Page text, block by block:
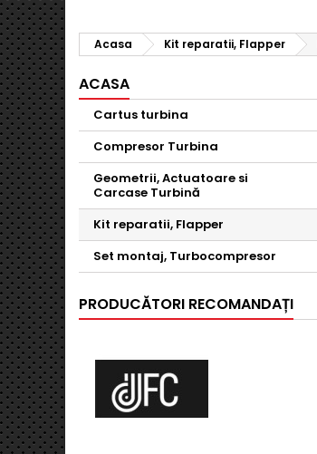
Acasa Kit reparatii, Flapper
ACASA
Cartus turbina
Compresor Turbina
Geometrii, Actuatoare si
Carcase Turbină
Kit reparatii, Flapper
Set montaj, Turbocompresor
PRODUCĂTORI RECOMANDAȚI